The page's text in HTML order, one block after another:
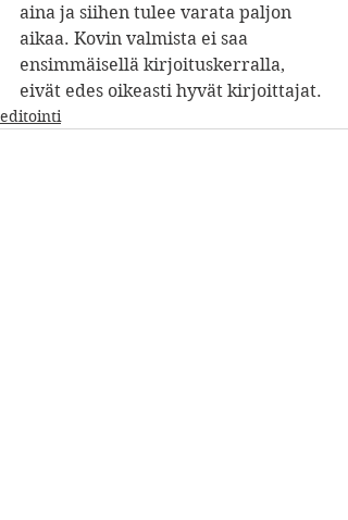
aina ja siihen tulee varata paljon
aikaa. Kovin valmista ei saa
ensimmäisellä kirjoituskerralla,
eivät edes oikeasti hyvät kirjoittajat.
editointi